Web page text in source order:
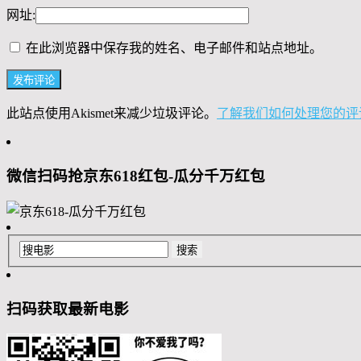
网址:
在此浏览器中保存我的姓名、电子邮件和站点地址。
此站点使用Akismet来减少垃圾评论。 了解我们如何处理您的
微信扫码抢京东618红包-瓜分千万红包
扫码获取最新电影